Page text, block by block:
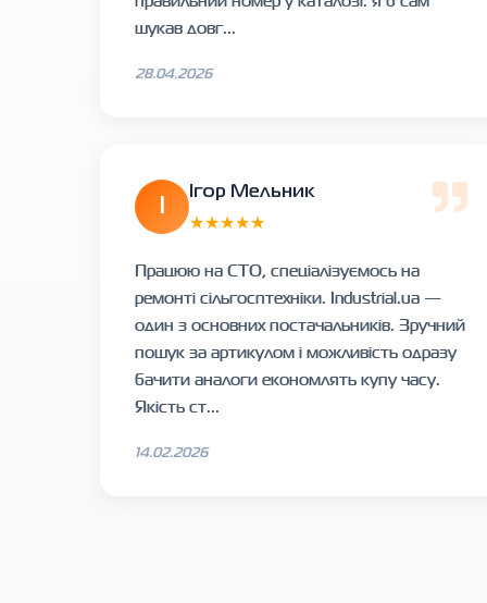
шукав довг...
28.04.2026
Ігор Мельник
★★★★★
Працюю на СТО, спеціалізуємось на
ремонті сільгосптехніки. Industrial.ua —
один з основних постачальників. Зручний
пошук за артикулом і можливість одразу
бачити аналоги економлять купу часу.
Якість ст...
14.02.2026